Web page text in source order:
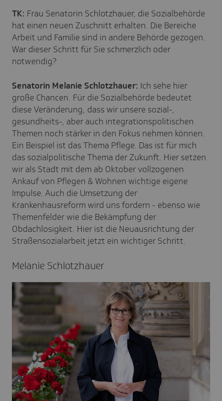
TK: Frau Senatorin Schlotzhauer, die Sozialbehörde
hat einen neuen Zuschnitt erhalten. Die Bereiche
Arbeit und Familie sind in andere Behörde gezogen.
War dieser Schritt für Sie schmerzlich oder
notwendig?
Senatorin Melanie Schlotzhauer: Ich sehe hier
große Chancen. Für die Sozialbehörde bedeutet
diese Veränderung, dass wir unsere sozial-,
gesundheits-, aber auch integrationspolitischen
Themen noch stärker in den Fokus nehmen können.
Ein Beispiel ist das Thema Pflege. Das ist für mich
das sozialpolitische Thema der Zukunft. Hier setzen
wir als Stadt mit dem ab Oktober vollzogenen
Ankauf von Pflegen & Wohnen wichtige eigene
Impulse. Auch die Umsetzung der
Krankenhausreform wird uns fordern - ebenso wie
Themenfelder wie die Bekämpfung der
Obdachlosigkeit. Hier ist die Neuausrichtung der
Straßensozialarbeit jetzt ein wichtiger Schritt.
Melanie Schlotz­hauer